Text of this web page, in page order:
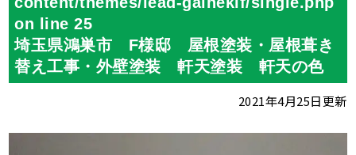
on line25
埼玉県鴻巣市 F様邸 屋根塗装・屋根葺き
替え工事・外壁塗装 軒天塗装 軒天の色
2021年4月25日更新